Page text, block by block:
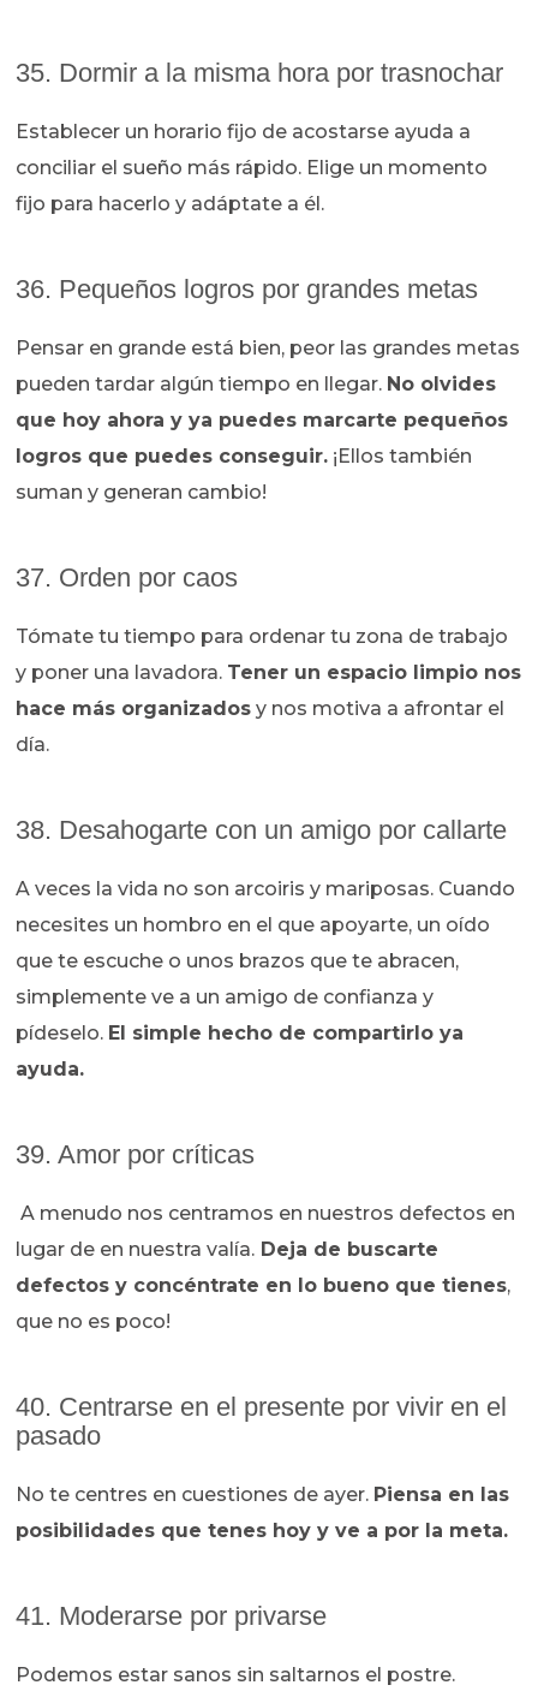
35. Dormir a la misma hora por trasnochar
Establecer un horario fijo de acostarse ayuda a
conciliar el sueño más rápido. Elige un momento
fijo para hacerlo y adáptate a él.
36. Pequeños logros por grandes metas
Pensar en grande está bien, peor las grandes metas
pueden tardar algún tiempo en llegar. No olvides
que hoy ahora y ya puedes marcarte pequeños
logros que puedes conseguir. ¡Ellos también
suman y generan cambio!
37. Orden por caos
Tómate tu tiempo para ordenar tu zona de trabajo
y poner una lavadora. Tener un espacio limpio nos
hace más organizados y nos motiva a afrontar el
día.
38. Desahogarte con un amigo por callarte
A veces la vida no son arcoiris y mariposas. Cuando
necesites un hombro en el que apoyarte, un oído
que te escuche o unos brazos que te abracen,
simplemente ve a un amigo de confianza y
pídeselo. El simple hecho de compartirlo ya
ayuda.
39. Amor por críticas
A menudo nos centramos en nuestros defectos en
lugar de en nuestra valía. Deja de buscarte
defectos y concéntrate en lo bueno que tienes,
que no es poco!
40. Centrarse en el presente por vivir en el
pasado
No te centres en cuestiones de ayer. Piensa en las
posibilidades que tenes hoy y ve a por la meta.
41. Moderarse por privarse
Podemos estar sanos sin saltarnos el postre.